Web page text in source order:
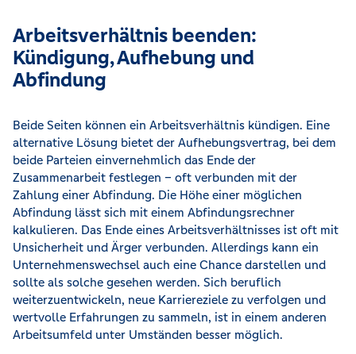
Arbeitsverhältnis beenden:
Kündigung, Aufhebung und
Abfindung
Beide Seiten können ein Arbeitsverhältnis kündigen. Eine
alternative Lösung bietet der Aufhebungsvertrag, bei dem
beide Parteien einvernehmlich das Ende der
Zusammenarbeit festlegen – oft verbunden mit der
Zahlung einer Abfindung. Die Höhe einer möglichen
Abfindung lässt sich mit einem Abfindungsrechner
kalkulieren. Das Ende eines Arbeitsverhältnisses ist oft mit
Unsicherheit und Ärger verbunden. Allerdings kann ein
Unternehmenswechsel auch eine Chance darstellen und
sollte als solche gesehen werden. Sich beruflich
weiterzuentwickeln, neue Karriereziele zu verfolgen und
wertvolle Erfahrungen zu sammeln, ist in einem anderen
Arbeitsumfeld unter Umständen besser möglich.